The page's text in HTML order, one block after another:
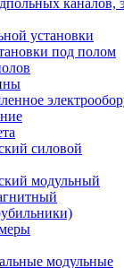
каналов,
установки
под полом
силовой
модульный
модульные